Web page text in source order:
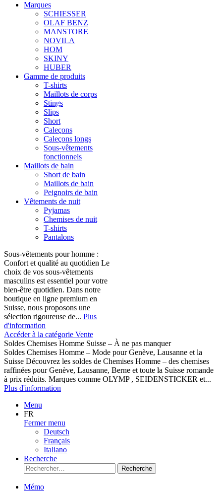
Marques
SCHIESSER
OLAF BENZ
MANSTORE
NOVILA
HOM
SKINY
HUBER
Gamme de produits
T-shirts
Maillots de corps
Stings
Slips
Short
Caleçons
Caleçons longs
Sous-vêtements
fonctionnels
Maillots de bain
Short de bain
Maillots de bain
Peignoirs de bain
Vêtements de nuit
Pyjamas
Chemises de nuit
T-shirts
Pantalons
Sous-vêtements pour homme :
Confort et qualité au quotidien Le
choix de vos sous-vêtements
masculins est essentiel pour votre
bien-être quotidien. Dans notre
boutique en ligne premium en
Suisse, nous proposons une
sélection rigoureuse de... Plus
d'information
Accéder à la catégorie Vente
Soldes Chemises Homme Suisse – À ne pas manquer
Soldes Chemises Homme – Mode pour Genève, Lausanne et la
Suisse Découvrez les soldes de Chemises Homme – des chemises
raffinées pour Genève, Lausanne, Berne et toute la Suisse romande
à prix réduits. Marques comme OLYMP , SEIDENSTICKER et...
Plus d'information
Menu
FR
Fermer menu
Deutsch
Français
Italiano
Recherche
Recherche
Mémo